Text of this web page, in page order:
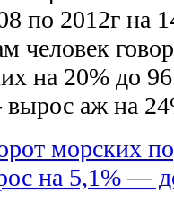
по 2012г на
человек
на 20% до
вырос аж на
морских
на 5,1% —